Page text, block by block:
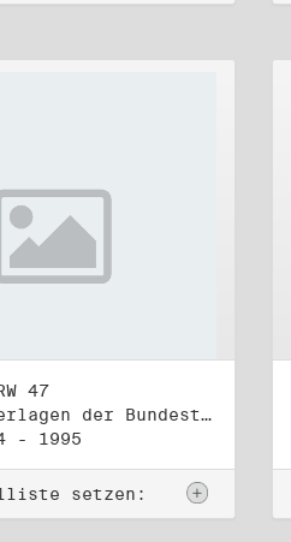
47
Titel: Unterlagen der Bundestagsgruppe und -fraktion Bündnis 90/Die Grünen (3)
- 1995
setzen: